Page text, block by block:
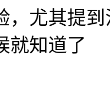
，尤其提
就知道了